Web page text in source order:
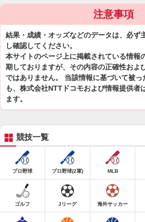
注意事項
結果・成績・オッズなどのデータは、必ず
し確認してください。
本サイトのページ上に掲載されている情報
期しておりますが、その内容の正確性およ
ではありません。 当該情報に基づいて被
も、株式会社NTTドコモおよび情報提供者
ます。
競技一覧
プロ野球 プロ野球(2軍) MLB
ゴルフ Jリーグ 海外サッカー